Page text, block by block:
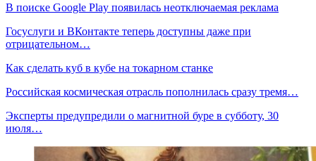
В поиске Google Play появилась неотключаемая реклама
Госуслуги и ВКонтакте теперь доступны даже при
отрицательном…
Как сделать куб в кубе на токарном станке
Российская космическая отрасль пополнилась сразу тремя…
Эксперты предупредили о магнитной буре в субботу, 30
июля…